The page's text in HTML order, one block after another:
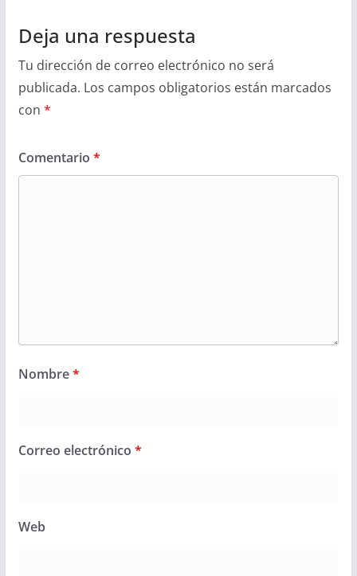
Deja una respuesta
Tu dirección de correo electrónico no será
publicada. Los campos obligatorios están marcados
con *
Comentario *
Nombre*
Correo electrónico *
Web